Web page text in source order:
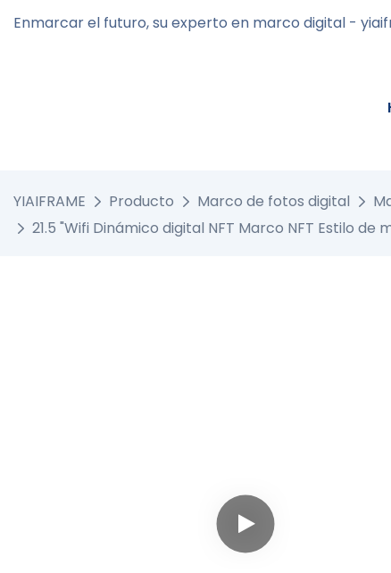
Enmarcar el futuro, su experto en marco digital -
YIAIFRAME Producto Marco de fotos digital
21.5 "Wifi Dinámico digital NFT Marco NFT Estilo